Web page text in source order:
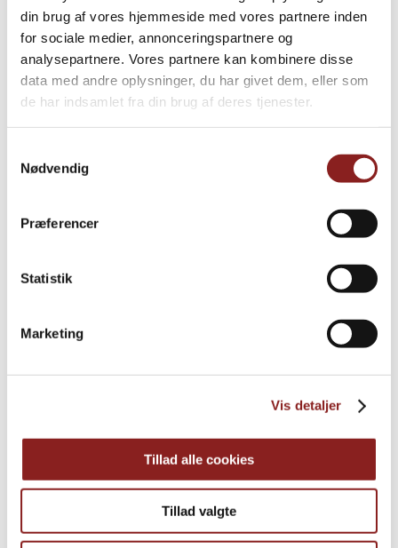
din brug af vores hjemmeside med vores partnere inden
for sociale medier, annonceringspartnere og
analysepartnere. Vores partnere kan kombinere disse
data med andre oplysninger, du har givet dem, eller som
de har indsamlet fra din brug af deres tjenester.
Nødvendig
Præferencer
Statistik
Marketing
Vis detaljer
Tillad alle cookies
Tillad valgte
PRODUKTER
Udforsk videre
RIS, LINSER & LIGNENDE